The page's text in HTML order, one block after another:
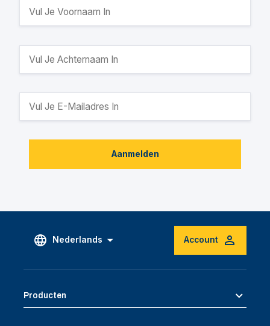
Aanmelden
Nederlands Account
Producten